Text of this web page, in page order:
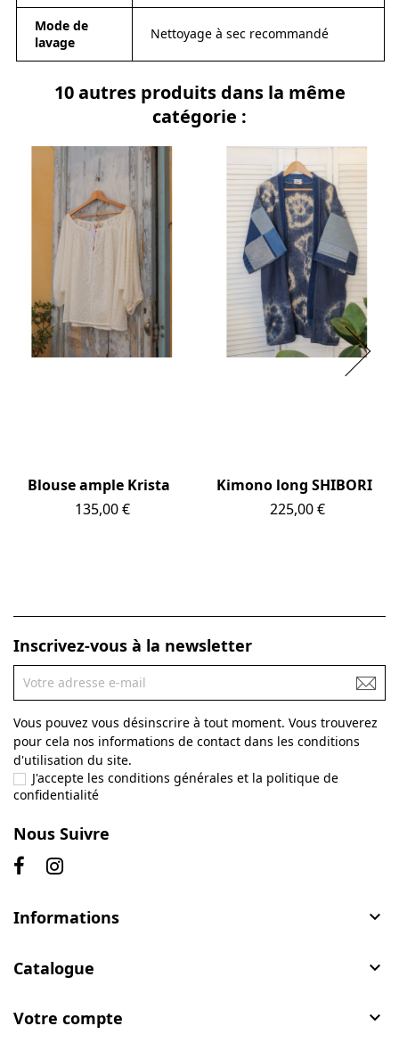
Mode de
lavage
Nettoyage à sec recommandé
10 autres produits dans la même
catégorie :
Blouse ample Krista
Prix
135,00 €
Kimono long SHIBORI
Prix
225,00 €
Inscrivez-vous à la newsletter
Vous pouvez vous désinscrire à tout moment. Vous trouverez
pour cela nos informations de contact dans les conditions
d'utilisation du site.
J'accepte les conditions générales et la politique de
confidentialité
Nous Suivre
Informations 
Catalogue 
Votre compte 